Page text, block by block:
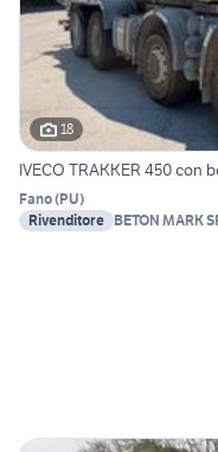
18
IVECO TRAKKER 450 con
Fano(PU)
Rivenditore BETON MARK